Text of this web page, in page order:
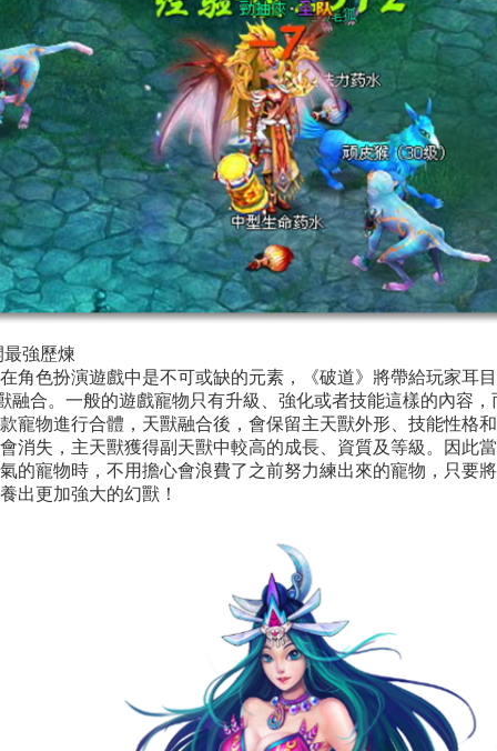
強歷煉
角色扮演遊戲中是不可或缺的元素，《破道》將帶給玩家耳
融合。一般的遊戲寵物只有升級、強化或者技能這樣的內容，
寵物進行合體，天獸融合後，會保留主天獸外形、技能性格
消失，主天獸獲得副天獸中較高的成長、資質及等級。因此
的寵物時，不用擔心會浪費了之前努力練出來的寵物，只要
出更加強大的幻獸！